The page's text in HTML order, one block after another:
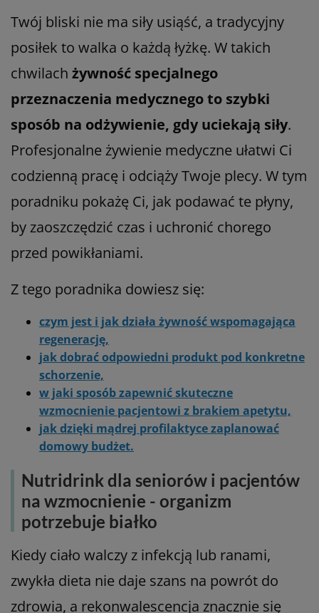
Twój bliski nie ma siły usiąść, a tradycyjny
posiłek to walka o każdą łyżkę. W takich
chwilach żywność specjalnego
przeznaczenia medycznego to szybki
sposób na odżywienie, gdy uciekają siły.
Profesjonalne żywienie medyczne ułatwi Ci
codzienną pracę i odciąży Twoje plecy. W tym
poradniku pokażę Ci, jak podawać te płyny,
by zaoszczędzić czas i uchronić chorego
przed powikłaniami.
Z tego poradnika dowiesz się:
czym jest i jak działa żywność wspomagająca
regenerację,
jak dobrać odpowiedni produkt pod konkretne
schorzenie,
w jaki sposób zapewnić skuteczne
wzmocnienie pacjentowi z brakiem apetytu,
jak dzięki mądrej profilaktyce zaplanować
domowy budżet.
Nutridrink dla seniorów i pacjentów
na wzmocnienie - organizm
potrzebuje białko
Kiedy ciało walczy z infekcją lub ranami,
zwykła dieta nie daje szans na powrót do
zdrowia, a rekonwalescencja znacznie się